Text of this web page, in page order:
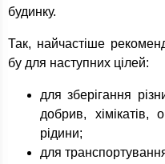
будинку.
Так, найчастіше
бу для наступних цілей:
для зберігання
добрив,
рідини;
для